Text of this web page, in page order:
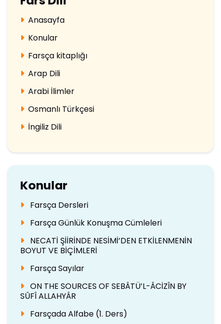
Anasayfa
Konular
Farsça kitaplığı
Arap Dili
Arabi İlimler
Osmanlı Türkçesi
İngiliz Dili
Konular
Farsça Dersleri
Farsça Günlük Konuşma Cümleleri
NECATİ ŞİİRİNDE NESİMİ’DEN ETKİLENMENİN
BOYUT VE BİÇİMLERİ
Farsça Sayılar
ON THE SOURCES OF SEBÂTÜ’L-ÂCİZÎN BY
SÛFÎ ALLAHYÂR
Farsçada Alfabe (1. Ders)